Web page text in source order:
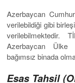
Azerbaycan
verilebildiği gibi
verilebilmektedir.
Azerbaycan Ülke
bağımsız binada
Esas Tahsil